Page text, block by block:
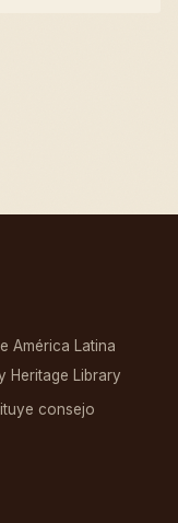
América Latina
Heritage Library
consejo